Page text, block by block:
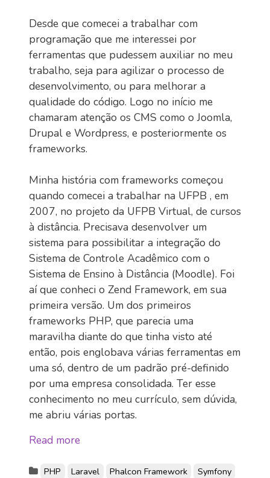
Desde que comecei a trabalhar com
programação que me interessei por
ferramentas que pudessem auxiliar no meu
trabalho, seja para agilizar o processo de
desenvolvimento, ou para melhorar a
qualidade do código. Logo no início me
chamaram atenção os CMS como o Joomla,
Drupal e Wordpress, e posteriormente os
frameworks.
Minha história com frameworks começou
quando comecei a trabalhar na UFPB , em
2007, no projeto da UFPB Virtual, de cursos
à distância. Precisava desenvolver um
sistema para possibilitar a integração do
Sistema de Controle Acadêmico com o
Sistema de Ensino à Distância (Moodle). Foi
aí que conheci o Zend Framework, em sua
primeira versão. Um dos primeiros
frameworks PHP, que parecia uma
maravilha diante do que tinha visto até
então, pois englobava várias ferramentas em
uma só, dentro de um padrão pré-definido
por uma empresa consolidada. Ter esse
conhecimento no meu currículo, sem dúvida,
me abriu várias portas.
Read more
PHP Laravel Phalcon Framework
Symfony